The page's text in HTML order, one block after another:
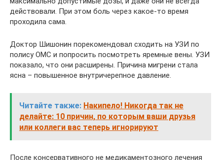
действовали. При этом боль через какое-то время
проходила сама.
Доктор Шишонин порекомендовал сходить на УЗИ по
полису ОМС и попросить посмотреть яремные вены. УЗИ
показало, что они расширены. Причина мигрени стала
ясна – повышенное внутричерепное давление.
Читайте также: Накипело! Никогда так не
делайте: 10 причин, по которым ваши друзья
или коллеги вас теперь игнорируют
После консервативного не медикаментозного лечения